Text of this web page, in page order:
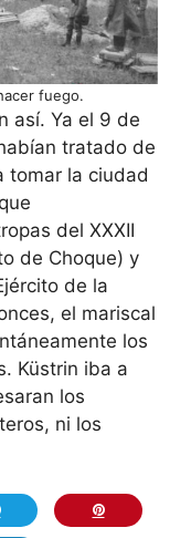
fuego.
así. Ya el 9 de
tratado de
tomar la ciudad
del XXXII
de Choque) y
de la
el mariscal
los
Küstrin iba a
los
ni los